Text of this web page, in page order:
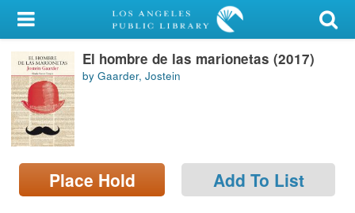
My Account
Library Card
Sign In
Search
Locations/Hours (external
page)
El hombre de las marionetas (2017)
by Gaarder, Jostein
Place Hold Add To List